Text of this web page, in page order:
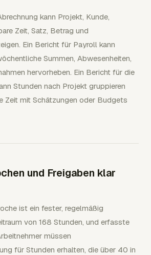
kann Projekt, Kunde,
Zeit, Satz, Betrag und
Ein Bericht für Payroll kann
Summen, Abwesenheiten,
hervorheben. Ein Bericht für die
Stunden nach Projekt gruppieren
Zeit mit Schätzungen oder Budgets
und Freigaben klar
ist ein fester, regelmäßig
von 168 Stunden, und erfasste
müssen
für Stunden erhalten, die über 40 in